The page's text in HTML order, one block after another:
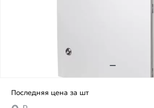
Последняя цена за шт